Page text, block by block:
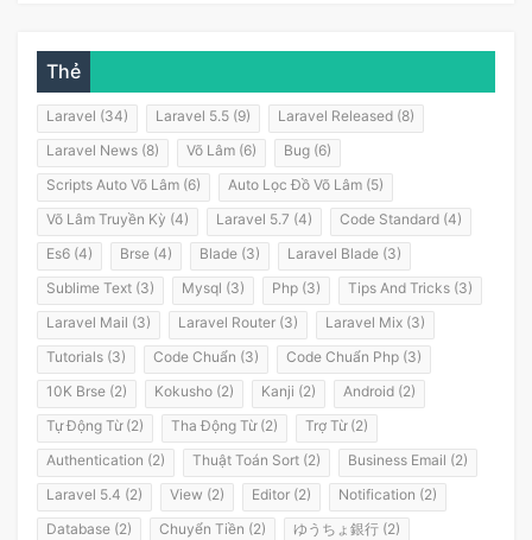
Thẻ
Laravel (34) Laravel 5.5 (9)
Laravel Released (8)
Laravel News (8)
Võ Lâm (6)
Bug (6)
Scripts Auto Võ Lâm (6)
Auto Lọc Đồ Võ Lâm (5)
Võ Lâm Truyền Kỳ (4)
Laravel 5.7 (4)
Code Standard (4)
Es6 (4)
Brse (4) Blade (3)
Laravel Blade (3)
Sublime Text (3)
Mysql (3) Php (3)
Tips And Tricks (3)
Laravel Mail (3)
Laravel Router (3)
Laravel Mix (3)
Tutorials (3)
Code Chuẩn (3)
Code Chuẩn Php (3)
10K Brse (2)
Kokusho (2) Kanji (2)
Android (2)
Tự Động Từ (2)
Tha Động Từ (2)
Trợ Từ (2)
Authentication (2)
Thuật Toán Sort (2)
Business Email (2)
Laravel 5.4 (2)
View (2) Editor (2)
Notification (2)
Database (2)
Chuyển Tiền (2)
ゆうちょ銀行 (2)